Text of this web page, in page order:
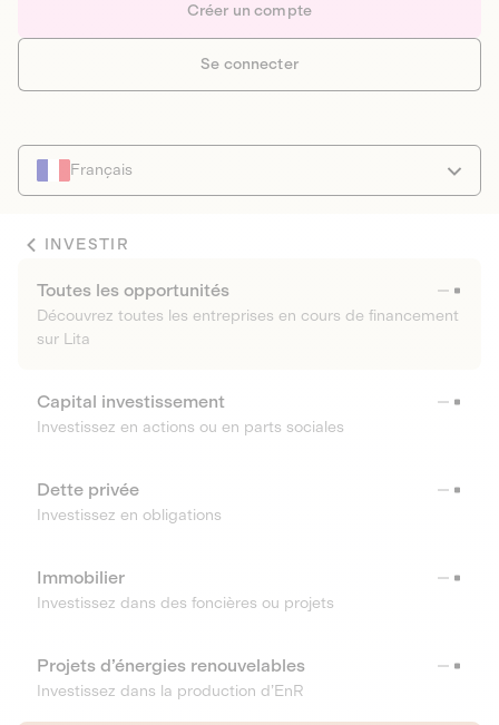
Créer un compte
Se connecter
Français
INVESTIR
Toutes les opportunités
Découvrez toutes les entreprises en cours de financement
sur Lita
Capital investissement
Investissez en actions ou en parts sociales
Dette privée
Investissez en obligations
Immobilier
Investissez dans des foncières ou projets
Projets d’énergies renouvelables
Investissez dans la production d’EnR